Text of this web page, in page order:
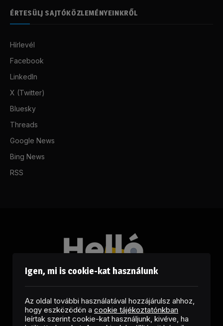
ÉRTESÜLJ SAJTÓKÖZLEMÉNYEINKRŐL
Hírlevél
Facebook
LinkedIn
X (Twitter)
Bluesky
Threads
Google News
Bing News
RSS
Igen, mi is cookie-kat használunk
Az oldal további használatával hozzájárulsz ahhoz,
hogy eszközödön a cookie tájékoztatónkban
leírtak szerint cookie-kat használjunk, kivéve, ha